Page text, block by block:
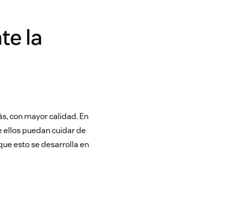
la
con mayor calidad. En
ellos puedan cuidar de
esto se desarrolla en